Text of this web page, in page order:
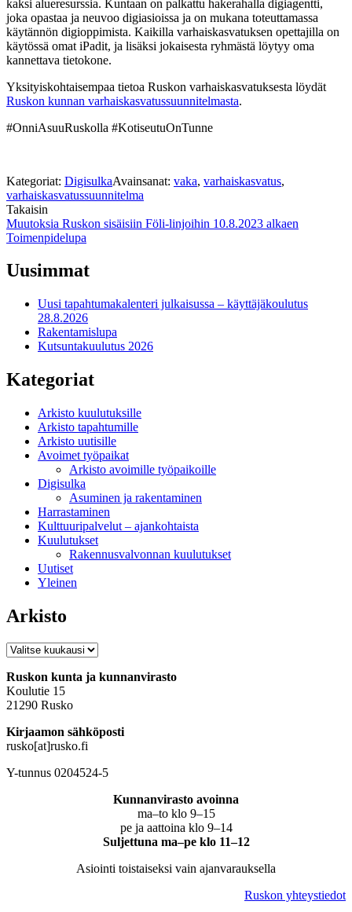
kaksi alueresurssia. Kuntaan on palkattu hakerahalla digiagentti,
joka opastaa ja neuvoo digiasioissa ja on mukana toteuttamassa
käytännön digioppimista. Kaikilla varhaiskasvatuksen opettajilla on
käytössä omat iPadit, ja lisäksi jokaisesta ryhmästä löytyy oma
kannettava tietokone.
Yksityiskohtaisempaa tietoa Ruskon varhaiskasvatuksesta löydät
Ruskon kunnan varhaiskasvatussuunnitelmasta.
#OnniAsuuRuskolla #KotiseutuOnTunne
Kategoriat: DigisulkaAvainsanat: vaka, varhaiskasvatus,
varhaiskasvatussuunnitelma
Takaisin
Artikkelien
selaus
Muutoksia Ruskon sisäisiin Föli-linjoihin 10.8.2023 alkaen
Toimenpidelupa
Uusimmat
Uusi tapahtumakalenteri julkaisussa – käyttäjäkoulutus
28.8.2026
Rakentamislupa
Kutsuntakuulutus 2026
Kategoriat
Arkisto kuulutuksille
Arkisto tapahtumille
Arkisto uutisille
Avoimet työpaikat
Arkisto avoimille työpaikoille
Digisulka
Asuminen ja rakentaminen
Harrastaminen
Kulttuuripalvelut – ajankohtaista
Kuulutukset
Rakennusvalvonnan kuulutukset
Uutiset
Yleinen
Arkisto
Arkisto
Ruskon kunta ja kunnanvirasto
Koulutie 15
21290 Rusko
Kirjaamon sähköposti
rusko[at]rusko.fi
Y-tunnus 0204524-5
Kunnanvirasto avoinna
ma–to klo 9–15
pe ja aattoina klo 9–14
Suljettuna ma–pe klo 11–12
Asiointi toistaiseksi vain ajanvarauksella
Ruskon yhteystiedot